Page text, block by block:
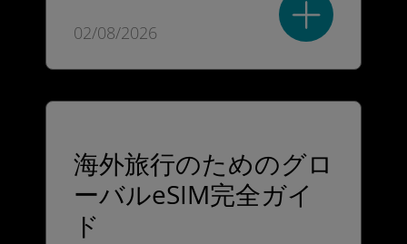
02/08/2026
海外旅行のためのグロ
ーバルeSIM完全ガイ
ド